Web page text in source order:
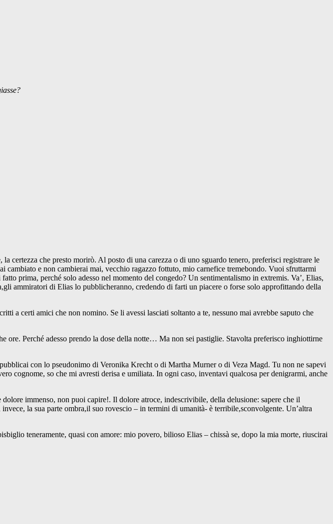
certezza che presto morirò. Al posto di una carezza o di uno sguardo tenero, preferisci registrare le
cambiato e non cambierai mai, vecchio ragazzo fottuto, mio carnefice tremebondo. Vuoi sfruttarmi
prima, perché solo adesso nel momento del congedo? Un sentimentalismo in extremis. Va’, Elias,
ammiratori di Elias lo pubblicheranno, credendo di farti un piacere o forse solo approfittando della
a certi amici che non nomino. Se li avessi lasciati soltanto a te, nessuno mai avrebbe saputo che
ore. Perché adesso prendo la dose della notte… Ma non sei pastiglie. Stavolta preferisco inghiottirne
con lo pseudonimo di Veronika Krecht o di Martha Murner o di Veza Magd. Tu non ne sapevi
cognome, so che mi avresti derisa e umiliata. In ogni caso, inventavi qualcosa per denigrarmi, anche
immenso, non puoi capire!. Il dolore atroce, indescrivibile, della delusione: sapere che il
la sua parte ombra,il suo rovescio – in termini di umanità- è terribile,sconvolgente. Un’altra
teneramente, quasi con amore: mio povero, bilioso Elias – chissà se, dopo la mia morte, riuscirai